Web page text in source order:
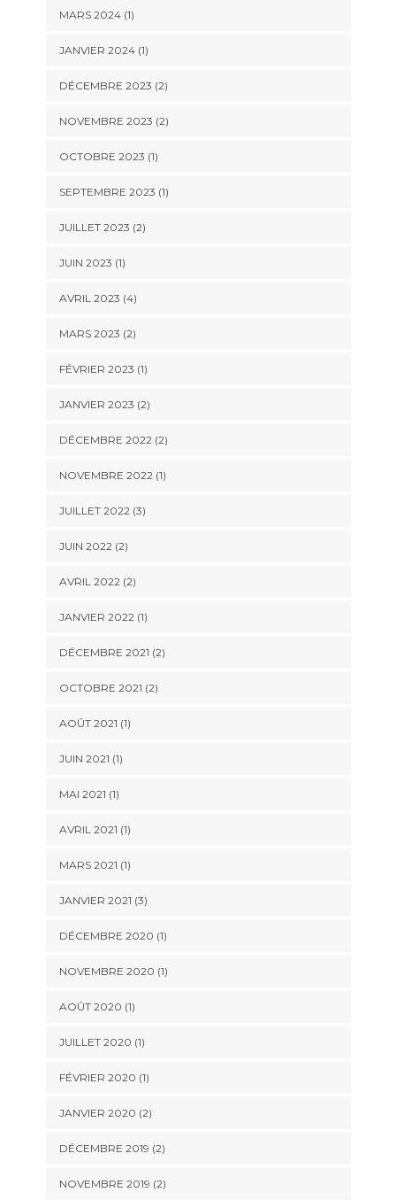
MARS 2024(1)
JANVIER 2024(1)
DÉCEMBRE 2023 (2)
NOVEMBRE 2023 (2)
OCTOBRE 2023 (1)
SEPTEMBRE 2023 (1)
JUILLET 2023 (2)
JUIN 2023 (1)
AVRIL 2023 (4)
MARS 2023 (2)
FÉVRIER 2023 (1)
JANVIER 2023 (2)
DÉCEMBRE 2022(2)
NOVEMBRE 2022(1)
JUILLET 2022(3)
JUIN 2022(2)
AVRIL 2022(2)
JANVIER 2022(1)
DÉCEMBRE 2021 (2)
OCTOBRE 2021 (2)
AOÛT 2021 (1)
JUIN 2021 (1)
MAI 2021 (1)
AVRIL 2021 (1)
MARS 2021 (1)
JANVIER 2021 (3)
DÉCEMBRE 2020 (1)
NOVEMBRE 2020 (1)
AOÛT 2020 (1)
JUILLET 2020 (1)
FÉVRIER 2020 (1)
JANVIER 2020 (2)
DÉCEMBRE 2019 (2)
NOVEMBRE 2019 (2)